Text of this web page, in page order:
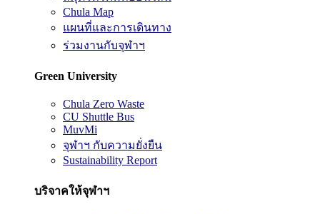
Chula Map
แผนที่และการเดินทาง
ร่วมงานกับจุฬาฯ
Green University
Chula Zero Waste
CU Shuttle Bus
MuvMi
จุฬาฯ กับความยั่งยืน
Sustainability Report
บริจาคให้จุฬาฯ